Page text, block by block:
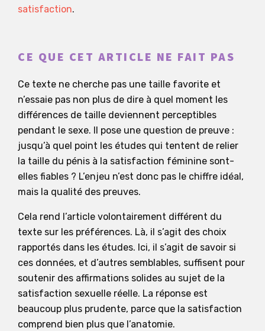
satisfaction.
CE QUE CET ARTICLE NE FAIT PAS
Ce texte ne cherche pas une taille favorite et
n’essaie pas non plus de dire à quel moment les
différences de taille deviennent perceptibles
pendant le sexe. Il pose une question de preuve :
jusqu’à quel point les études qui tentent de relier
la taille du pénis à la satisfaction féminine sont-
elles fiables ? L’enjeu n’est donc pas le chiffre idéal,
mais la qualité des preuves.
Cela rend l’article volontairement différent du
texte sur les préférences. Là, il s’agit des choix
rapportés dans les études. Ici, il s’agit de savoir si
ces données, et d’autres semblables, suffisent pour
soutenir des affirmations solides au sujet de la
satisfaction sexuelle réelle. La réponse est
beaucoup plus prudente, parce que la satisfaction
comprend bien plus que l’anatomie.